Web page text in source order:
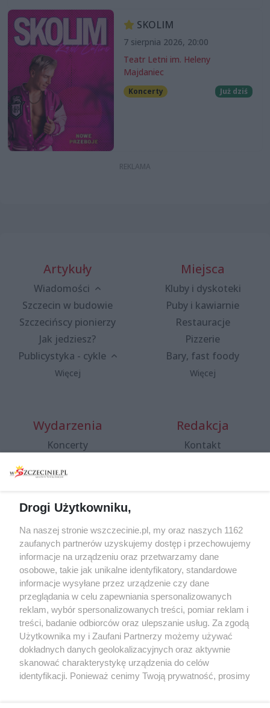
SKOLIM
7 sierpnia 2026, 20:00
Teatr Letni im. Heleny
Majdaniec
Koncerty Już dziś
Artykuły
Wiadomości
Szczecin w budowie
Szczecińscy pionierzy
Jak jedziesz?
Publicystyka - cykle
Więcej
Miejsca
Kluby i dyskoteki
Puby i kawiarnie
Restauracje
Pizzerie
Bary, fast foody
Więcej
Wydarzenia
Koncerty
Spacery i oprowadzania
targi
Wernisaże
Więcej
Redakcja
Kontakt
Specjalny koncert z okazji
20. urodzin portalu
wSzczecinie.pl
Regulamin konkursów
śniadaniówka "Hej
Szczecin! Jest piątek!"
Partnerzy
Praca Szczecin
Drogi Użytkowniku,
Na naszej stronie wszczecinie.pl, my oraz naszych 1162
zaufanych partnerów uzyskujemy dostęp i przechowujemy
informacje na urządzeniu oraz przetwarzamy dane
osobowe, takie jak unikalne identyfikatory, standardowe
informacje wysyłane przez urządzenie czy dane
przeglądania w celu zapewniania spersonalizowanych
reklam, wybór spersonalizowanych treści, pomiar reklam i
treści, badanie odbiorców oraz ulepszanie usług. Za zgodą
Użytkownika my i Zaufani Partnerzy możemy używać
dokładnych danych geolokalizacyjnych oraz aktywnie
skanować charakterystykę urządzenia do celów
identyfikacji. Ponieważ cenimy Twoją prywatność, prosimy